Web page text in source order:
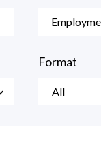
Format
All